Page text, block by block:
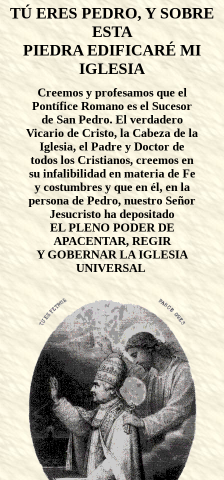
TÚ ERES PEDRO, Y SOBRE
ESTA
PIEDRA EDIFICARÉ MI
IGLESIA
Creemos y profesamos que el
Pontífice Romano es el Sucesor
de San Pedro. El verdadero
Vicario de Cristo, la Cabeza de la
Iglesia, el Padre y Doctor de
todos los Cristianos, creemos en
su infalibilidad en materia de Fe
y costumbres y que en él, en la
persona de Pedro, nuestro Señor
Jesucristo ha depositado
EL PLENO PODER DE
APACENTAR, REGIR
Y GOBERNAR LA IGLESIA
UNIVERSAL